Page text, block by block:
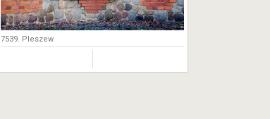
7539. Pleszew.